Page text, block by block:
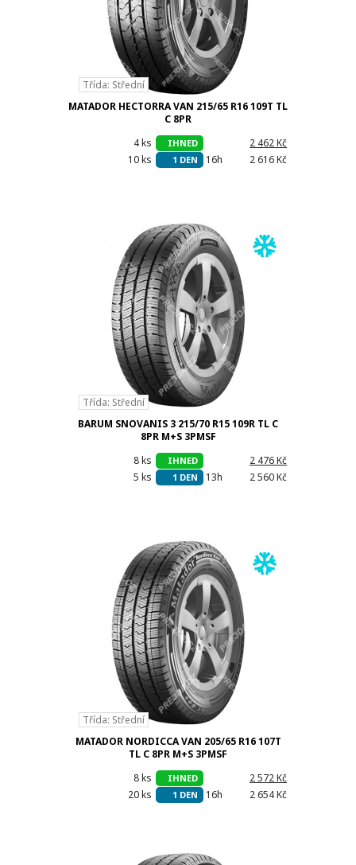
Třída: Střední
MATADOR HECTORRA VAN 215/65 R16 109T TL
C 8PR
2 462 Kč
IHNED
4 ks
2 616 Kč
16h
1 DEN
10 ks
Třída: Střední
BARUM SNOVANIS 3 215/70 R15 109R TL C
8PR M+S 3PMSF
2 476 Kč
IHNED
8 ks
2 560 Kč
13h
1 DEN
5 ks
Třída: Střední
MATADOR NORDICCA VAN 205/65 R16 107T
TL C 8PR M+S 3PMSF
2 572 Kč
IHNED
8 ks
2 654 Kč
16h
1 DEN
20 ks